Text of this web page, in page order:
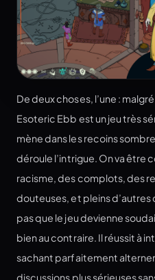
De deux choses, l’une :
Esoteric Ebb est un jeu très
mène dans les recoins
déroule l’intrigue. On va être
racisme, des complots, des
douteuses, et pleins d’autres
pas que le jeu devienne
bien au contraire. Il réussit à
sachant parfaitement
discussions plus sérieuses